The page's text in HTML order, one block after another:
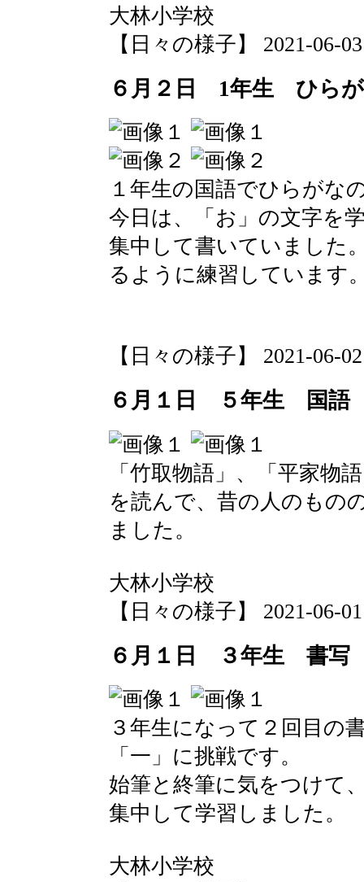
大林小学校
【日々の様子】 2021-06-
６月２日 1年生 ひらが
１年生の国語でひらがな
今日は、「お」の文字を
集中して書いていました
るように練習しています
【日々の様子】 2021-06-
６月１日 ５年生 国語
「竹取物語」、「平家物
を読んで、昔の人のもの
ました。
大林小学校
【日々の様子】 2021-06-
６月１日 ３年生 書写
３年生になって２回目の
「一」に挑戦です。
始筆と終筆に気をつけて
集中して学習しました。
大林小学校